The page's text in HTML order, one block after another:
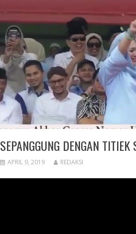
SEPANGGUNG DENGAN
APRIL 9, 2019 REDAKSI